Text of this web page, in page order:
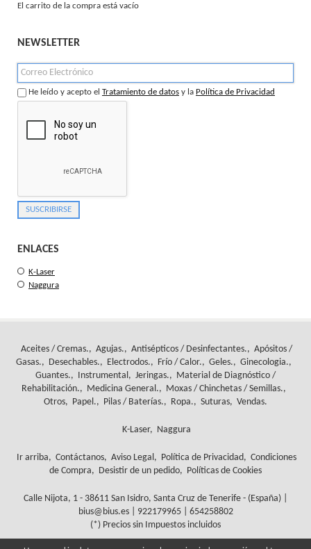
El carrito de la compra está vacío
NEWSLETTER
He leído y acepto el Tratamiento de datos y la Política de Privacidad
ENLACES
K-Laser
Naggura
Aceites / Cremas. Agujas. Antisépticos / Desinfectantes.
Apósitos /
Gasas.
Desechables. Electrodos. Frío / Calor. Geles.
Ginecologia.
Guantes.
Instrumental Jeringas.
Material de Diagnóstico /
Rehabilitación.
Medicina General.
Moxas / Chinchetas / Semillas.
Otros
Papel. Pilas / Baterías. Ropa. Suturas Vendas.
K-Laser Naggura
Ir arriba Contáctanos Aviso Legal Política de Privacidad
Condiciones
de Compra
Desistir de un pedido Políticas de Cookies
Calle Nijota, 1 - 38611 San Isidro, Santa Cruz de Tenerife - (España) |
bius@bius.es | 922179965| 654258802
(*) Precios sin Impuestos incluidos